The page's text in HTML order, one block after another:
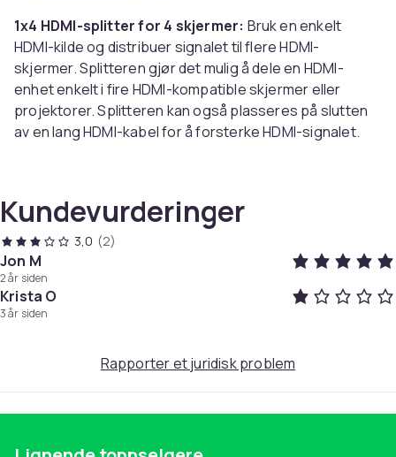
1x4 HDMI-splitter for 4 skjermer: Bruk en enkelt
HDMI-kilde og distribuer signalet til flere HDMI-
skjermer. Splitteren gjør det mulig å dele en HDMI-
enhet enkelt i fire HDMI-kompatible skjermer eller
projektorer. Splitteren kan også plasseres på slutten
av en lang HDMI-kabel for å forsterke HDMI-signalet.
og overføringsavstanden er opptil 15 meter
(oppløsning 1080P og lavere).
Fungerer for forskjellige HDMI-kilder:
ønsket signalkilde med høy oppløsning, f.eks. DVD-
spiller, A/V-mottaker, digitalboks eller datamaskin, og
HDMI 1.4b
Kundevurderinger
3,0 (2)
Jon M
2 år siden
Krista O
3 år siden
Rapporter et juridisk problem